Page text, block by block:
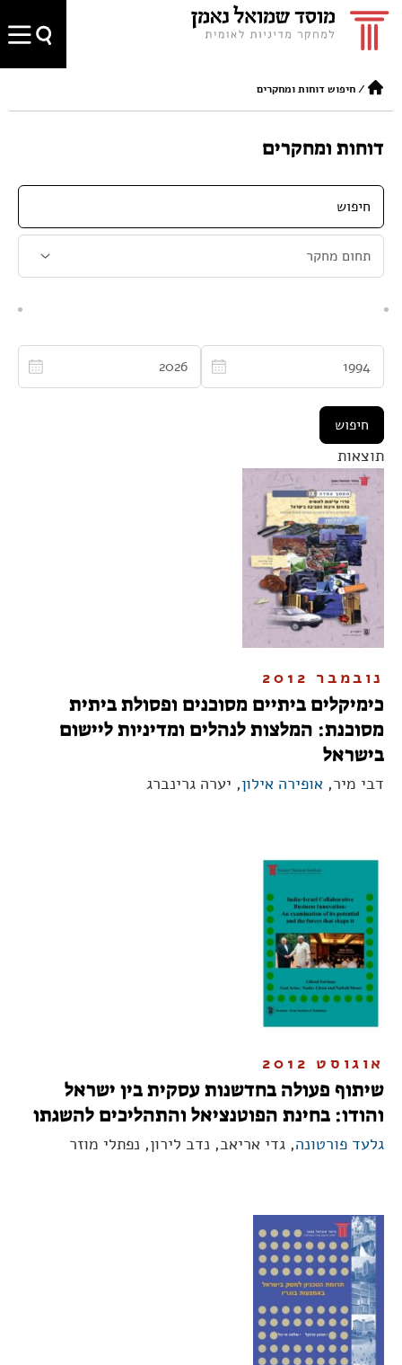
/חיפוש דוחות ומחקרים
דוחות ומחקרים
תוצאות
נובמבר 2012
כימיקלים ביתיים מסוכנים ופסולת ביתית
מסוכנת: המלצות לנהלים ומדיניות ליישום
בישראל
דבי מיר, אופירה אילון, יערה גרינברג
אוגוסט 2012
שיתוף פעולה בחדשנות עסקית בין ישראל
והודו: בחינת הפוטנציאל והתהליכים להשגתו
גלעד פורטונה, גדי אריאב, נדב לירון, נפתלי מוזר